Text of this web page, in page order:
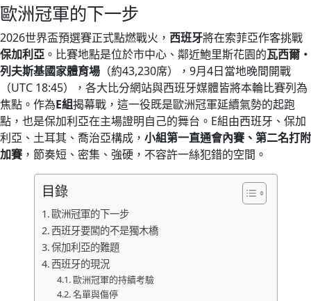
歐洲冠軍的下一步
2026世界盃預選賽正式點燃戰火， 西班牙將在索菲亞作客挑戰
保加利亞 。比賽地點是位於市中心、鄰近鮑里斯花園的瓦西爾・
列夫斯基國家體育場 （約43,230席），9月4日當地晚間開戰
（UTC 18:45），各大比分網站與西班牙媒體皆將本輪比賽列為
焦點。作為E組揭幕戰，這一役既是歐洲冠軍延續氣勢的起跑
點，也是保加利亞在主場證明自己的舞台。E組由西班牙、保加
利亞、土耳其、喬治亞構成， 小組第一直通會內賽、第二名打附
加賽 ，節奏短、密集、強硬，不容許一絲犯錯的空間。
目錄
歐洲冠軍的下一步
西班牙要闖的不是獨木橋
保加利亞的難題
西班牙的現況
歐洲冠軍的持續考驗
名單與傷停